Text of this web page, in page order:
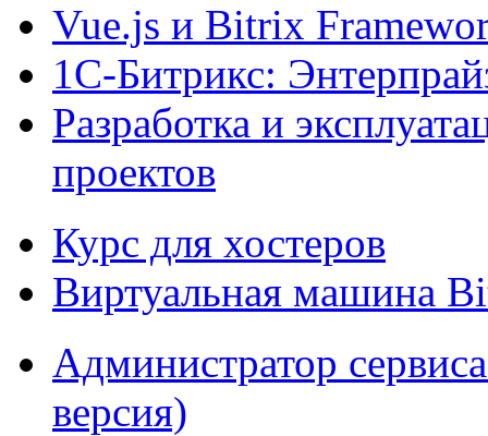
Vue.js и Bitrix
1С-Битрикс:
Разработка и
проектов
Курс для хостеров
Виртуальная машина
Администратор
версия)